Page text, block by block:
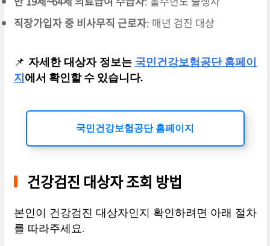
직장가입자 중 비사무직 근로자: 매년 검진 대상
📌자세한 대상자 정보는 국민건강보험공단 홈페이
지 에서 확인할 수 있습니다.
국민건강보험공단 홈페이지
건강검진 대상자 조회 방법
본인이 건강검진 대상자인지 확인하려면 아래 절차
를 따라주세요.